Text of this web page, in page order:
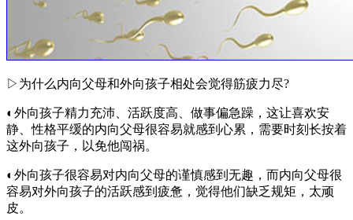
▷为什么内向父母和外向孩子相处会觉得筋疲力尽?
◐外向孩子精力充沛、活跃度高、做事偏急躁，这让喜欢安
静、性格平缓的内向父母很容易就感到心累，需要时刻长按着
这外向孩子，以免他闯祸。
◐外向孩子很容易对内向父母的谨慎感到无趣，而内向父母很
容易对外向孩子的活跃感到疲惫，觉得他们缺乏规矩，太顽
皮。